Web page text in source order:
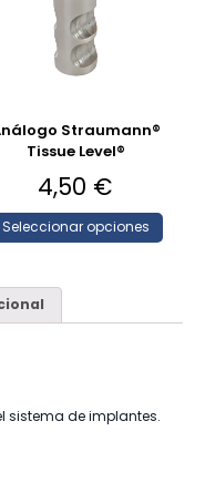
Straumann®
Tissue Level®
4,50 €
Seleccionar opciones
sistema de implantes.